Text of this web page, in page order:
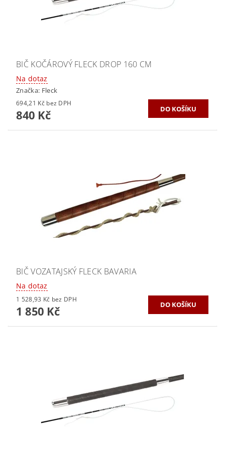
BIČ KOČÁROVÝ FLECK DROP 160 CM
Na dotaz
Značka: Fleck
694,21 Kč bez DPH
840 Kč
BIČ VOZATAJSKÝ FLECK BAVARIA
Na dotaz
1 528,93 Kč bez DPH
1 850 Kč